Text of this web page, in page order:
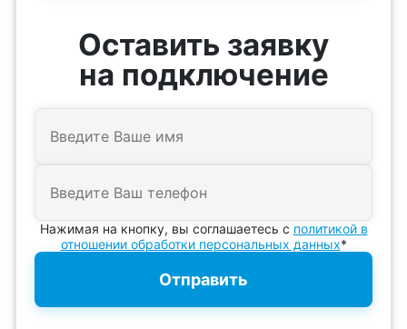
Оставить заявку
на подключение
Нажимая на кнопку, вы соглашаетесь с политикой в
отношении обработки персональных данных*